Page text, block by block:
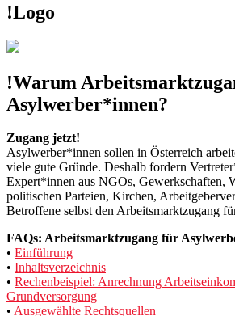
!Logo
!Warum
Asylwerber*innen?
Zugang jetzt!
Asylwerber*innen sollen in Österreich
viele gute Gründe. Deshalb fordern
Expert*innen aus NGOs, Gewerkschaften,
politischen Parteien, Kirchen,
Betroffene selbst den Arbeitsmarktzugang
FAQs: Arbeitsmarktzugang für
• Einführung
• Inhaltsverzeichnis
• Rechenbeispiel: Anrechnung
Grundversorgung
• Ausgewählte Rechtsquellen